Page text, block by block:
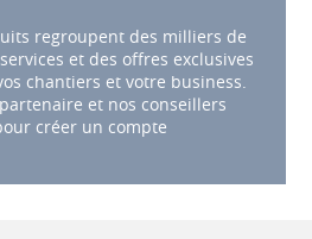
regroupent des milliers de
et des offres exclusives
chantiers et votre business.
et nos conseillers
créer un compte